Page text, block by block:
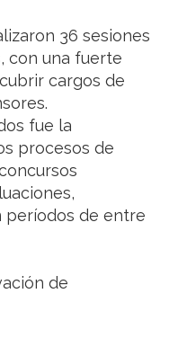
36 sesiones
con una fuerte
cargos de
fue la
procesos de
de entre
de